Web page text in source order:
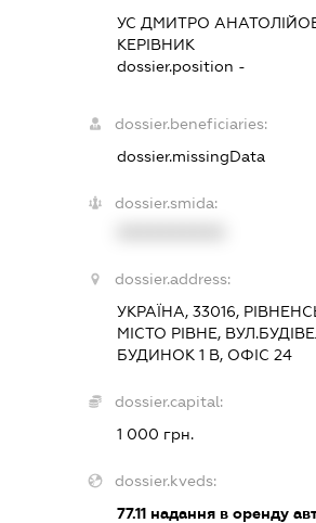
УС ДМИТРО
КЕРІВНИК
dossier.position -
dossier.beneficiaries:
dossier.missingData
dossier.smida:
dossier.address:
УКРАЇНА, 33016,
МІСТО РІВНЕ,
БУДИНОК 1 В, ОФІС 24
dossier.capital:
1 000 грн.
dossier.kveds:
77.11надання в оренду